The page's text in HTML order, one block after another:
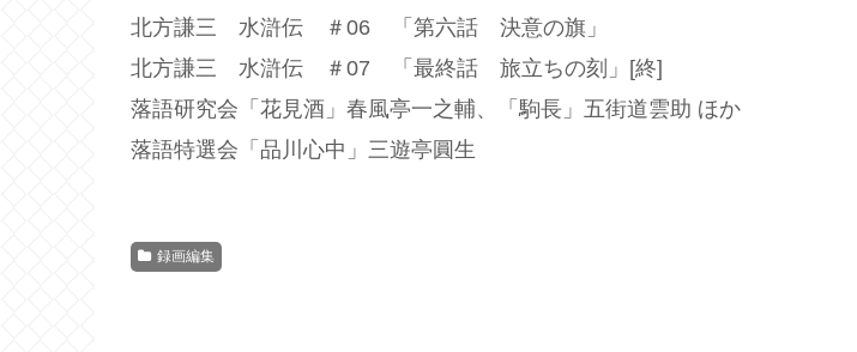
北方謙三 水滸伝 ＃06 「第六話 決意の旗」
北方謙三 水滸伝 ＃07 「最終話 旅立ちの刻」[終]
落語研究会「花見酒」春風亭一之輔、「駒長」五街道雲助 ほか
落語特選会「品川心中」三遊亭圓生
録画編集